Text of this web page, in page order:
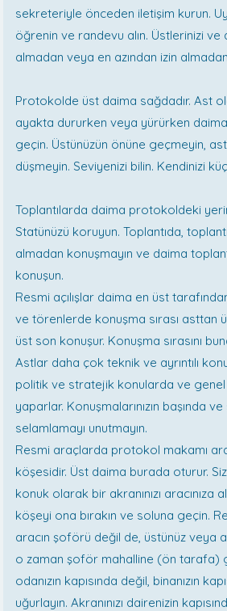
sekreteriyle önceden iletişim kurun.
öğrenin ve randevu alın. Üstlerinizi ve
almadan veya en azından izin
Protokolde üst daima sağdadır. Ast
ayakta dururken veya yürürken
geçin. Üstünüzün önüne geçmeyin,
düşmeyin. Seviyenizi bilin. Kendinizi
Toplantılarda daima protokoldeki
Statünüzü koruyun. Toplantıda,
almadan konuşmayın ve daima
konuşun.
Resmi açılışlar daima en üst
ve törenlerde konuşma sırası asttan
üst son konuşur. Konuşma sırasını
Astlar daha çok teknik ve ayrıntılı
politik ve stratejik konularda ve
yaparlar. Konuşmalarınızın başında
selamlamayı unutmayın.
Resmi araçlarda protokol makamı
köşesidir. Üst daima burada oturur.
konuk olarak bir akranınızı aracınıza
köşeyi ona bırakın ve soluna geçin.
aracın şoförü değil de, üstünüz veya
o zaman şoför mahalline (ön tarafa)
odanızın kapısında değil, binanızın
uğurlayın. Akranınızı dairenizin